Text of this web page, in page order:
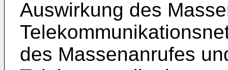
Auswirkung des
des Massenanrufes